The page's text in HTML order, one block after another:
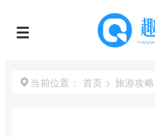
当前位置： 首页 > 旅游攻略